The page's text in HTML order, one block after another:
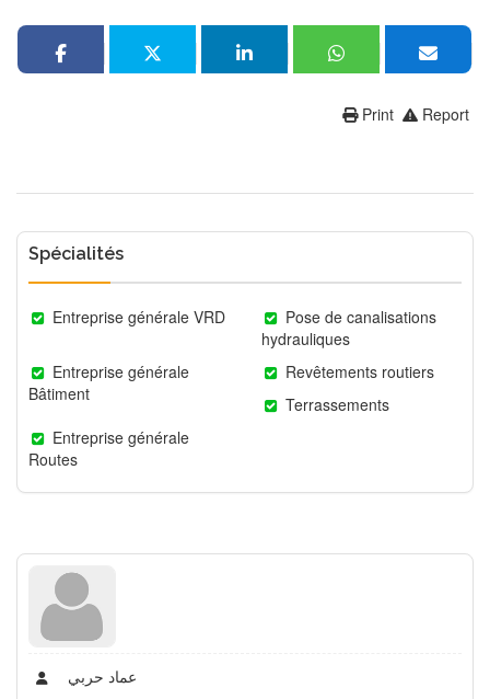
Report
Print
Spécialités
Entreprise générale VRD
Pose de canalisations
hydrauliques
Entreprise générale
Bâtiment
Revêtements routiers
Terrassements
Entreprise générale
Routes
عماد حربي